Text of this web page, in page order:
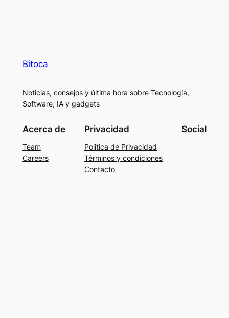
Bitoca
Noticias, consejos y última hora sobre Tecnología,
Software, IA y gadgets
Acerca de
Team
Careers
Privacidad
Politica de Privacidad
Términos y condiciones
Contacto
Social